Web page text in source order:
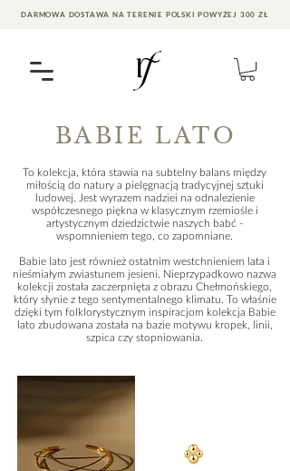
DARMOWA DOSTAWA NA TERENIE POLSKI POWYŻEJ 300 ZŁ
BABIE LATO
To kolekcja, która stawia na subtelny balans między
miłością do natury a pielęgnacją tradycyjnej sztuki
ludowej. Jest wyrazem nadziei na odnalezienie
współczesnego piękna w klasycznym rzemiośle i
artystycznym dziedzictwie naszych babć -
wspomnieniem tego, co zapomniane.
Babie lato jest również ostatnim westchnieniem lata i
nieśmiałym zwiastunem jesieni. Nieprzypadkowo nazwa
kolekcji została zaczerpnięta z obrazu Chełmońskiego,
który słynie z tego sentymentalnego klimatu. To właśnie
dzięki tym folklorystycznym inspiracjom kolekcja Babie
lato zbudowana została na bazie motywu kropek, linii,
szpica czy stopniowania.